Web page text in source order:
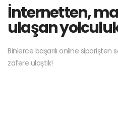
İnternetten,
ulaşan
Binlerce başarılı online
zafere ulaştık!